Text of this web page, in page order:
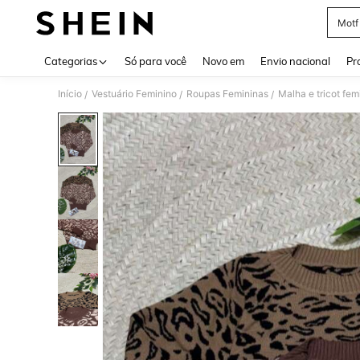
Motf
Categorias Só para você Novo em Envio nacional
Início / Vestuário Feminino / Roupas Femininas / Malha e tricot